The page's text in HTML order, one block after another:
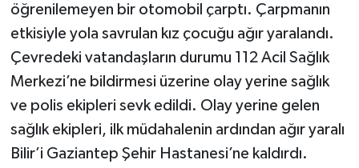
öğrenilemeyen bir otomobil çarptı. Çarpmanın
etkisiyle yola savrulan kız çocuğu ağır yaralandı.
Çevredeki vatandaşların durumu 112 Acil Sağlık
Merkezi’ne bildirmesi üzerine olay yerine sağlık
ve polis ekipleri sevk edildi. Olay yerine gelen
sağlık ekipleri, ilk müdahalenin ardından ağır yaralı
Bilir’i Gaziantep Şehir Hastanesi’ne kaldırdı.